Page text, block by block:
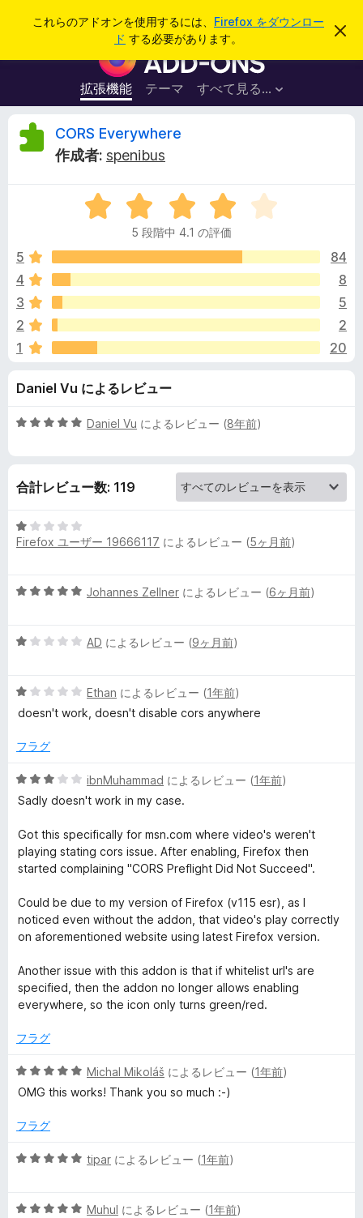
これらのアドオンを使用するには、 Firefox をダウンロー
ド する必要があります。
こ
を
F
i
r
e
ラ
ウ
ザ
ー
ド
オ
ン
拡張機能 テーマ すべて見る...
ログイン
C
S
E
v
e
r
w
h
r
e
の
レ
ビ
ュ
ー
CORS Everywhere
作成者: spenibus
5
段
中
.
の
価
5 段階中 4.1 の評価
5
84
4
8
3
5
2
2
1
20
Daniel Vu によるレビュー
5
5
評
価
Daniel Vu によるレビュー (8年前)
合計レビュー数: 119
5
段
1
価
Firefox ユーザー 19666117 によるレビュー (5ヶ月前)
5
中
評
価
Johannes Zellner によるレビュー (6ヶ月前)
5
中
1
評
AD によるレビュー (9ヶ月前)
5
段
中
の
評
Ethan によるレビュー (1年前)
doesn't work, doesn't disable cors anywhere
フラグ
5
段
中
3
の
価
ibnMuhammad によるレビュー (1年前)
Sadly doesn't work in my case.
Got this specifically for msn.com where video's weren't
playing stating cors issue. After enabling, Firefox then
started complaining "CORS Preflight Did Not Succeed".
Could be due to my version of Firefox (v115 esr), as I
noticed even without the addon, that video's play correctly
on aforementioned website using latest Firefox version.
Another issue with this addon is that if whitelist url's are
specified, then the addon no longer allows enabling
everywhere, so the icon only turns green/red.
フラグ
5
段
中
の
Michal Mikoláš によるレビュー (1年前)
OMG this works! Thank you so much :-)
フラグ
5
中
tipar によるレビュー (1年前)
5
Muhul によるレビュー (1年前)